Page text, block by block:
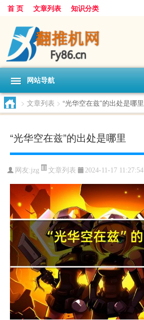
首 页 文章列表 知识分类
网站导航
> 文章列表 > “光华空在兹”的出处是哪里
“光华空在兹”的出处是哪里
网友:jzg 文章列表 2024-11-17 11:27:54